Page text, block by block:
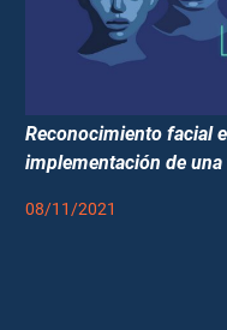
Reconocimiento facial
implementación de
08/11/2021